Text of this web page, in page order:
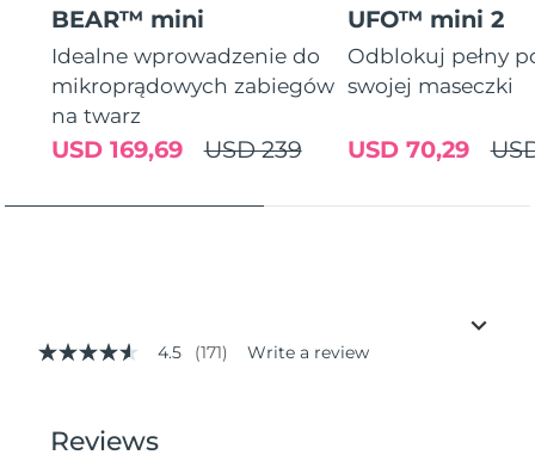
BEAR™ mini
Idealne wprowadzenie do
mikroprądowych zabiegów
na twarz
USD 239
USD 169,69
UFO™ mini 2
Odblokuj pełny
swojej maseczki
USD 70,29
4.5
stars,
average
4.5 (171) Write a review